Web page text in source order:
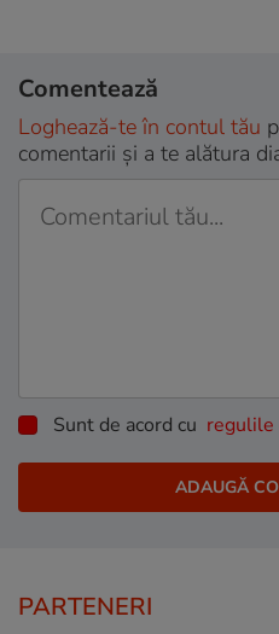
Comentează
Loghează-te în contul tău
comentarii și a te alătura
Sunt de acord cu regulile
PARTENERI